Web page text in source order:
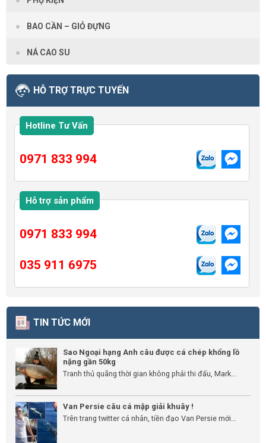
BAO CẦN – GIỎ ĐỰNG
NÁ CAO SU
HỖ TRỢ TRỰC TUYẾN
Hotline Tư Vấn
0971 833 994
Hỗ trợ sản phẩm
0971 833 994
035 911 6975
TIN TỨC MỚI
Sao Ngoại hạng Anh câu được cá chép khổng lồ
nặng gần 50kg
Tranh thủ quãng thời gian không phải thi đấu, Mark...
Van Persie câu cá mập giải khuây !
Trên trang twitter cá nhân, tiền đạo Van Persie mới...